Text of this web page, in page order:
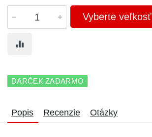
Vyberte veľkosť
DARČEK ZADARMO
Popis Recenzie Otázky